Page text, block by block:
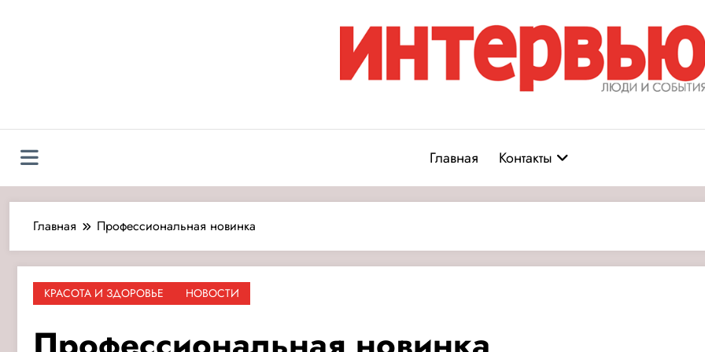
Журнал «Интервью: Люди и
Главная
Контакты
Главная Профессиональная новинка
КРАСОТА И ЗДОРОВЬЕ НОВОСТИ